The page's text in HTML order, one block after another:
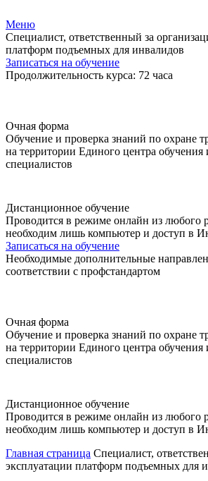
Меню
Специалист, ответственный за
платформ подъемных для инвалидов
Записаться на обучение
Продолжительность курса: 72 часа
Очная форма
Обучение и проверка знаний по охране
на территории Единого центра обучения
специалистов
Дистанционное обучение
Проводится в режиме онлайн из любого
необходим лишь компьютер и доступ в
Записаться на обучение
Необходимые дополнительные
соответствии с профстандартом
Очная форма
Обучение и проверка знаний по охране
на территории Единого центра обучения
специалистов
Дистанционное обучение
Проводится в режиме онлайн из любого
необходим лишь компьютер и доступ в
Главная страница Специалист,
эксплуатации платформ подъемных для